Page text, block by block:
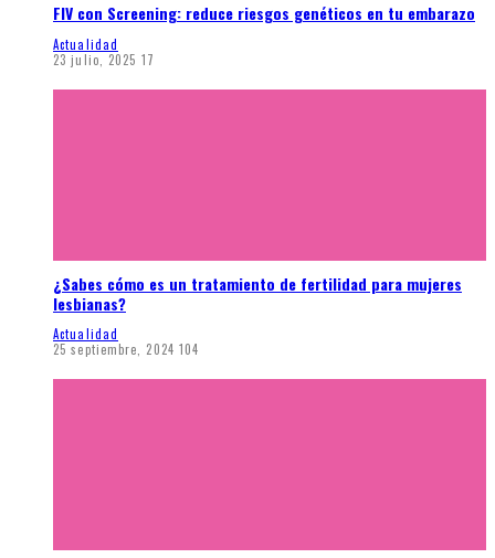
FIV con Screening: reduce riesgos genéticos en tu embarazo
Actualidad
23 julio, 2025 17
¿Sabes cómo es un tratamiento de fertilidad para mujeres
lesbianas?
Actualidad
25 septiembre, 2024 104